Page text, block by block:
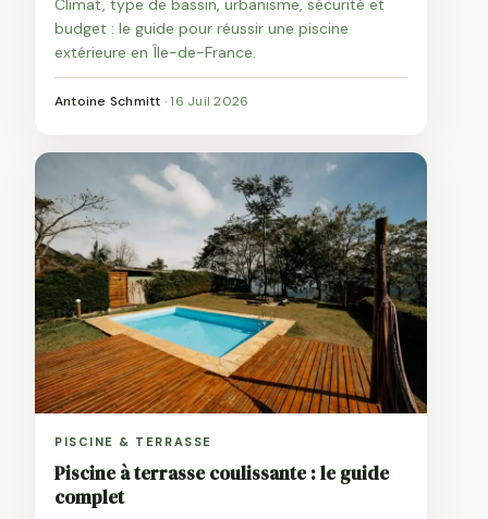
Climat, type de bassin, urbanisme, sécurité et
budget : le guide pour réussir une piscine
extérieure en Île-de-France.
Antoine Schmitt ·16 Juil 2026
PISCINE & TERRASSE
Piscine à terrasse coulissante : le guide
complet